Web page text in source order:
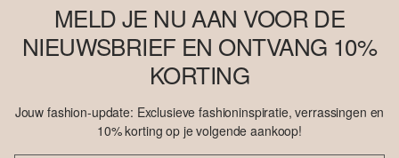
MELD JE NU AAN VOOR DE
NIEUWSBRIEF EN ONTVANG 10%
KORTING
Jouw fashion-update: Exclusieve fashioninspiratie, verrassingen en
10% korting op je volgende aankoop!